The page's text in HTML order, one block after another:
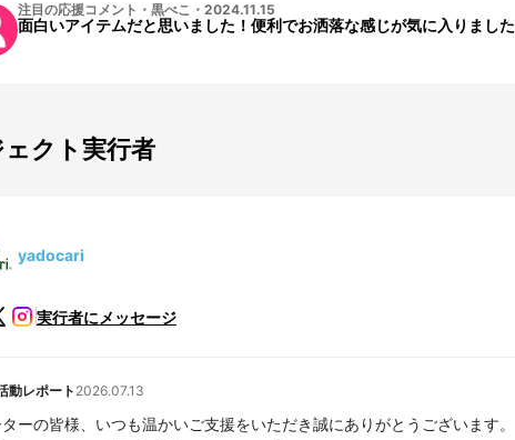
注目の応援コメント ・ 黒べこ ・ 2024.11.15
面白いアイテムだと思いました！便利でお洒落な感じが気に入りまし
クト実行者
yadocari
実行者にメッセージ
動レポート2026.07.13
ーの皆様、いつも温かいご支援をいただき誠にありがとうございます。 本日は、前